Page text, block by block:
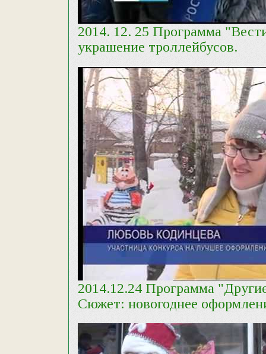
2014. 12. 25 Программа
украшение троллейбусов.
2014.12.24 Программа
Сюжет: новогоднее